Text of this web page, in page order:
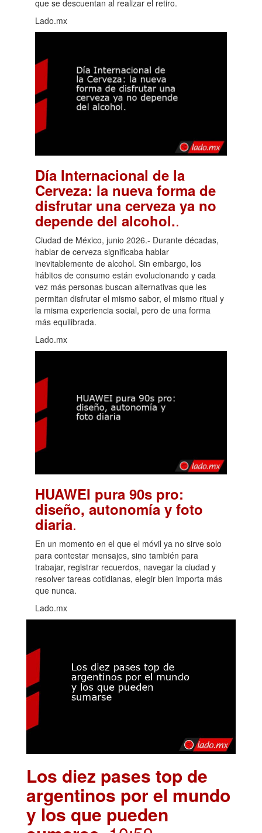
que se descuentan al realizar el retiro.
Lado.mx
Día Internacional de la
Cerveza: la nueva forma de
disfrutar una cerveza ya no
depende del alcohol..
Ciudad de México, junio 2026.- Durante décadas,
hablar de cerveza significaba hablar
inevitablemente de alcohol. Sin embargo, los
hábitos de consumo están evolucionando y cada
vez más personas buscan alternativas que les
permitan disfrutar el mismo sabor, el mismo ritual y
la misma experiencia social, pero de una forma
más equilibrada.
Lado.mx
HUAWEI pura 90s pro:
diseño, autonomía y foto
diaria.
En un momento en el que el móvil ya no sirve solo
para contestar mensajes, sino también para
trabajar, registrar recuerdos, navegar la ciudad y
resolver tareas cotidianas, elegir bien importa más
que nunca.
Lado.mx
Los diez pases top de
argentinos por el mundo
y los que pueden